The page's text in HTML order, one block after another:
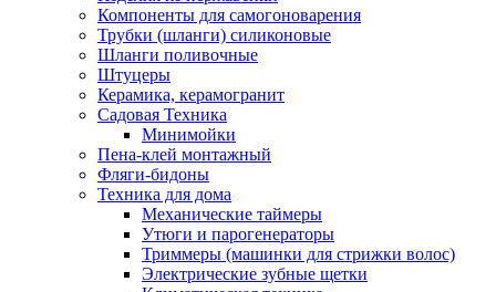
Компоненты для самогоноварения
Трубки (шланги) силиконовые
Шланги поливочные
Штуцеры
Керамика, керамогранит
Садовая Техника
Минимойки
Пена-клей монтажный
Фляги-бидоны
Техника для дома
Механические таймеры
Утюги и парогенераторы
Триммеры (машинки для стрижки волос)
Электрические зубные щетки